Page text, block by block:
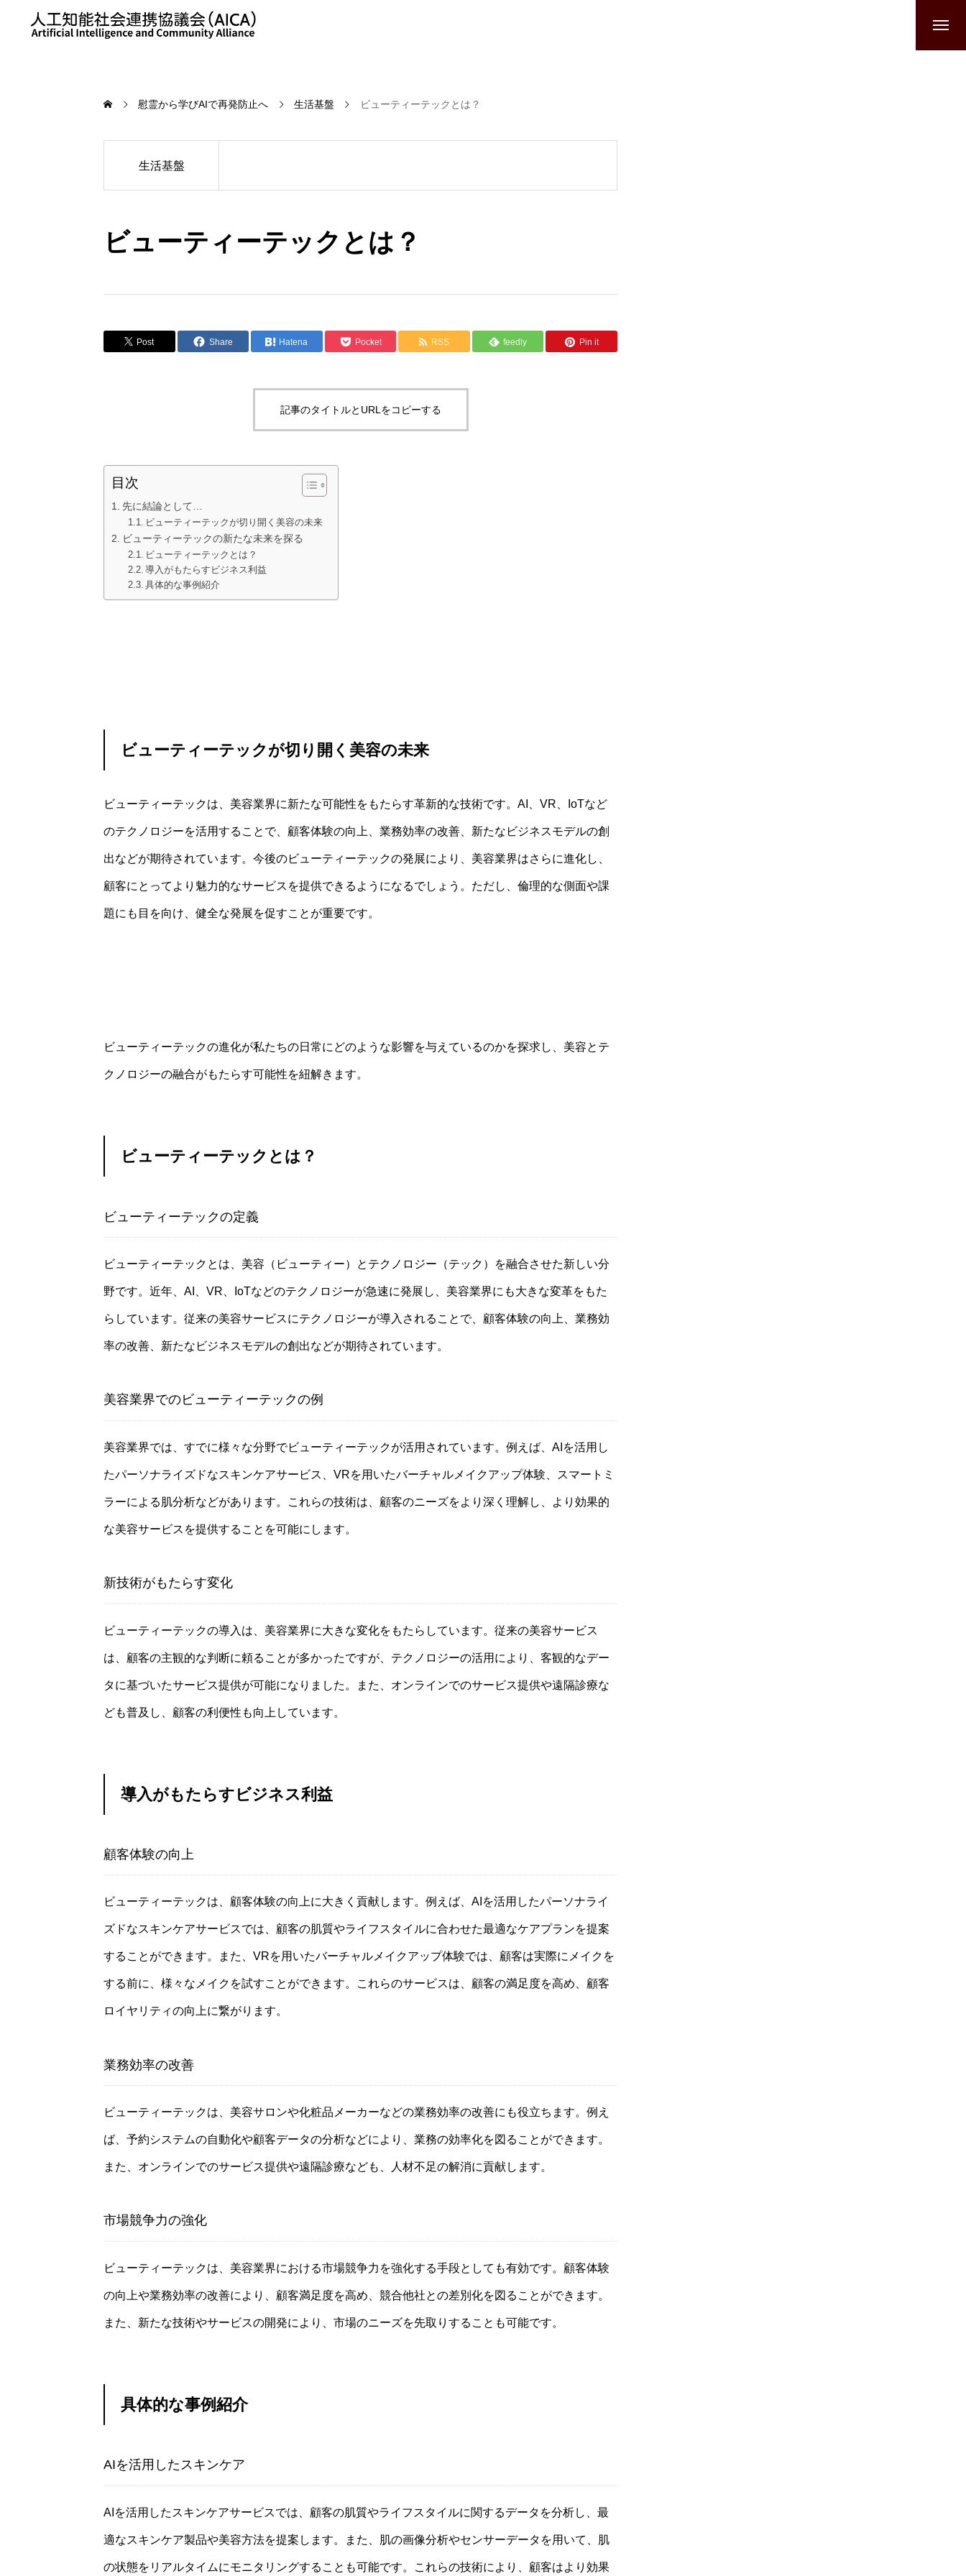
技術基盤
社会基盤
産業基盤
慰霊から学びAIで再発防止へ 生活基盤 ビューティーテックとは？
生活基盤
ビューティーテックとは？
Post Share Hatena Pocket RSS feedly Pin it
記事のタイトルとURLをコピーする
目次
先に結論として…
ビューティーテックが切り開く美容の未来
ビューティーテックの新たな未来を探る
ビューティーテックとは？
導入がもたらすビジネス利益
具体的な事例紹介
ビューティーテックが切り開く美容の未来
ビューティーテックは、美容業界に新たな可能性をもたらす革新的な技術です。AI、VR、IoTなど
のテクノロジーを活用することで、顧客体験の向上、業務効率の改善、新たなビジネスモデルの創
出などが期待されています。今後のビューティーテックの発展により、美容業界はさらに進化し、
顧客にとってより魅力的なサービスを提供できるようになるでしょう。ただし、倫理的な側面や課
題にも目を向け、健全な発展を促すことが重要です。
ビューティーテックの進化が私たちの日常にどのような影響を与えているのかを探求し、美容とテ
クノロジーの融合がもたらす可能性を紐解きます。
ビューティーテックとは？
ビューティーテックの定義
ビューティーテックとは、美容（ビューティー）とテクノロジー（テック）を融合させた新しい分
野です。近年、AI、VR、IoTなどのテクノロジーが急速に発展し、美容業界にも大きな変革をもた
らしています。従来の美容サービスにテクノロジーが導入されることで、顧客体験の向上、業務効
率の改善、新たなビジネスモデルの創出などが期待されています。
美容業界でのビューティーテックの例
美容業界では、すでに様々な分野でビューティーテックが活用されています。例えば、AIを活用し
たパーソナライズドなスキンケアサービス、VRを用いたバーチャルメイクアップ体験、スマートミ
ラーによる肌分析などがあります。これらの技術は、顧客のニーズをより深く理解し、より効果的
な美容サービスを提供することを可能にします。
新技術がもたらす変化
ビューティーテックの導入は、美容業界に大きな変化をもたらしています。従来の美容サービス
は、顧客の主観的な判断に頼ることが多かったですが、テクノロジーの活用により、客観的なデー
タに基づいたサービス提供が可能になりました。また、オンラインでのサービス提供や遠隔診療な
ども普及し、顧客の利便性も向上しています。
導入がもたらすビジネス利益
顧客体験の向上
ビューティーテックは、顧客体験の向上に大きく貢献します。例えば、AIを活用したパーソナライ
ズドなスキンケアサービスでは、顧客の肌質やライフスタイルに合わせた最適なケアプランを提案
することができます。また、VRを用いたバーチャルメイクアップ体験では、顧客は実際にメイクを
する前に、様々なメイクを試すことができます。これらのサービスは、顧客の満足度を高め、顧客
ロイヤリティの向上に繋がります。
業務効率の改善
ビューティーテックは、美容サロンや化粧品メーカーなどの業務効率の改善にも役立ちます。例え
ば、予約システムの自動化や顧客データの分析などにより、業務の効率化を図ることができます。
また、オンラインでのサービス提供や遠隔診療なども、人材不足の解消に貢献します。
市場競争力の強化
ビューティーテックは、美容業界における市場競争力を強化する手段としても有効です。顧客体験
の向上や業務効率の改善により、顧客満足度を高め、競合他社との差別化を図ることができます。
また、新たな技術やサービスの開発により、市場のニーズを先取りすることも可能です。
具体的な事例紹介
AIを活用したスキンケア
AIを活用したスキンケアサービスでは、顧客の肌質やライフスタイルに関するデータを分析し、最
適なスキンケア製品や美容方法を提案します。また、肌の画像分析やセンサーデータを用いて、肌
の状態をリアルタイムにモニタリングすることも可能です。これらの技術により、顧客はより効果